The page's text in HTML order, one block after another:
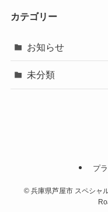
カテゴリー
お知らせ
未分類
プ
©兵庫県芦屋市 スペシャ